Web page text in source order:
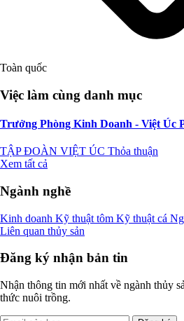
Toàn quốc
Việc làm cùng danh mục
Trưởng Phòng Kinh Doanh - Việt Úc
TẬP ĐOÀN VIỆT ÚC Thỏa thuận
Xem tất cả
Ngành nghề
Kinh doanh Kỹ thuật tôm Kỹ thuật cá
Liên quan thủy sản
Đăng ký nhận bản tin
Nhận thông tin mới nhất về ngành thủy
thức nuôi trồng.